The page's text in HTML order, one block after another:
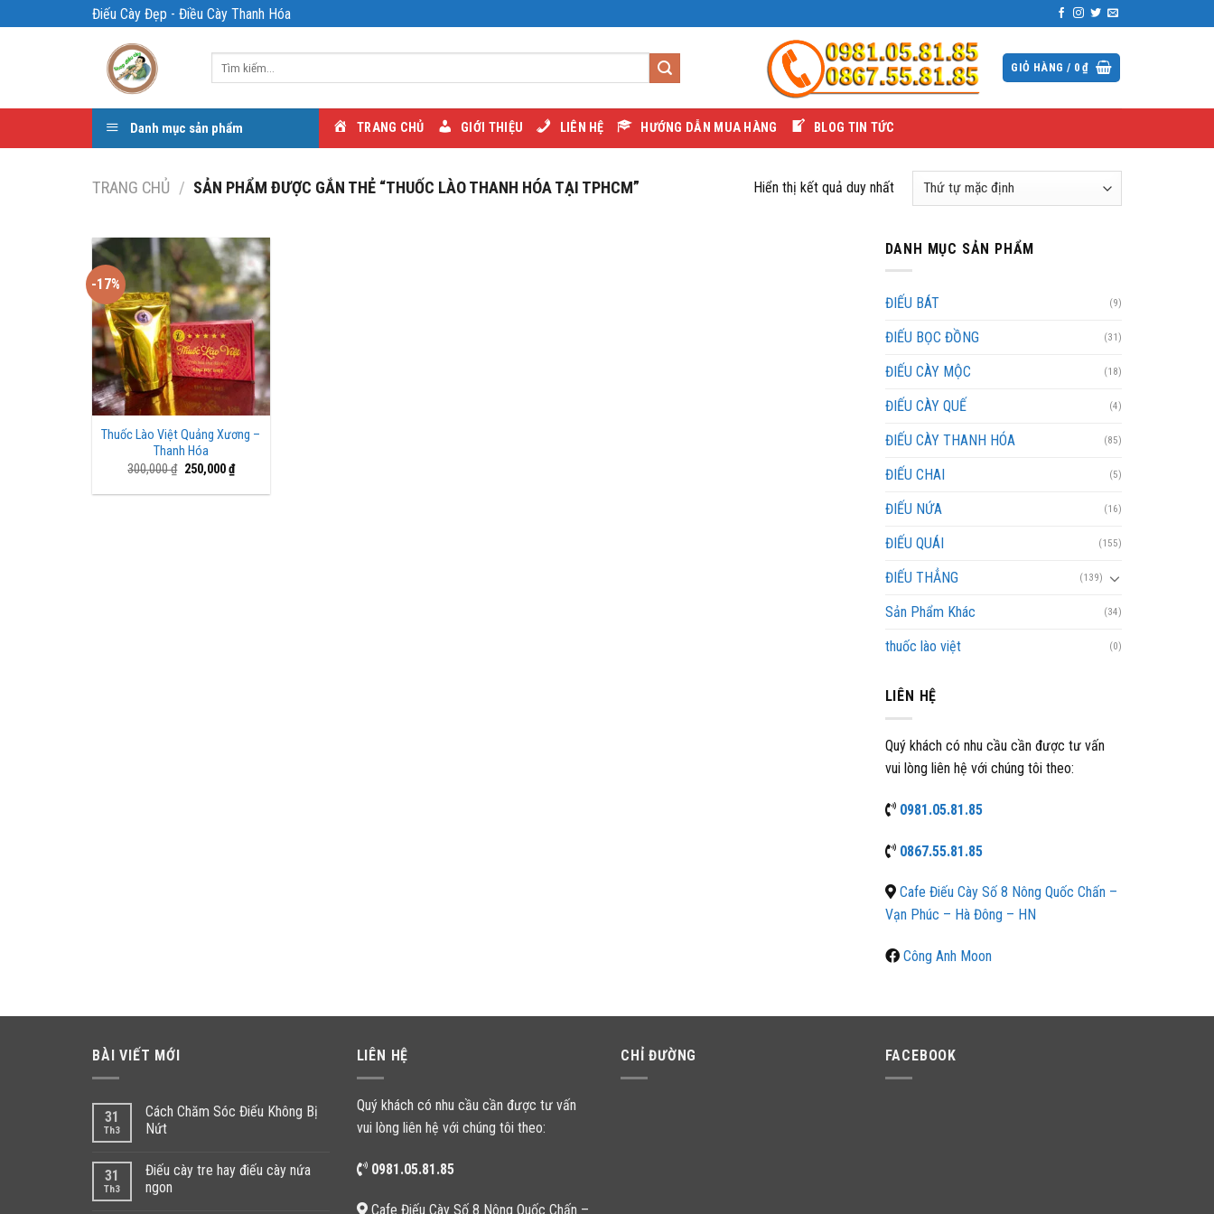
qua
Điếu Cày Đẹp - Điều Cày Thanh Hóa
GIỎ HÀNG / 0₫
Danh mục sản phẩm TRANG CHỦ GIỚI THIỆU LIÊN HỆ HƯỚNG DẪN MUA HÀNG BLOG TIN TỨC
TRANG CHỦ / SẢN PHẨM ĐƯỢC GẮN THẺ “THUỐC LÀO THANH HÓA TẠI TPHCM” Hiển thị kết quả duy nhất
-17%
Thuốc Lào Việt Quảng Xương –
Thanh Hóa
300,000₫ Giá
là:
250,000₫Giá
hiện
tại
DANH MỤC SẢN PHẨM
ĐIẾU BÁT (9)
ĐIẾU BỌC ĐỒNG (31)
ĐIẾU CÀY MỘC (18)
ĐIẾU CÀY QUẾ (4)
ĐIẾU CÀY THANH HÓA (85)
ĐIẾU CHAI (5)
ĐIẾU NỨA (16)
ĐIẾU QUÁI (155)
ĐIẾU THẲNG (139)
Sản Phẩm Khác (34)
thuốc lào việt (0)
LIÊN HỆ
Quý khách có nhu cầu cần được tư vấn
vui lòng liên hệ với chúng tôi theo:
0981.05.81.85
0867.55.81.85
Cafe Điếu Cày Số 8 Nông Quốc Chấn –
Vạn Phúc – Hà Đông – HN
Công Anh Moon
BÀI VIẾT MỚI
31
Th3
Cách Chăm Sóc Điếu Không Bị
Nứt
31
Th3
Điếu cày tre hay điếu cày nứa
ngon
LIÊN HỆ
Quý khách có nhu cầu cần được tư vấn
vui lòng liên hệ với chúng tôi theo:
0981.05.81.85
Cafe Điếu Cày Số 8 Nông Quốc Chấn –
CHỈ ĐƯỜNG FACEBOOK